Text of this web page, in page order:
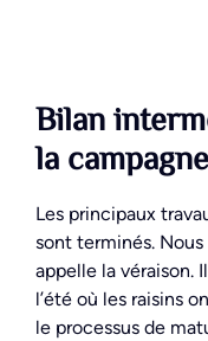
Bilan
la
Les principaux
sont terminés. Nous
appelle la véraison.
l’été où les raisins
le processus de